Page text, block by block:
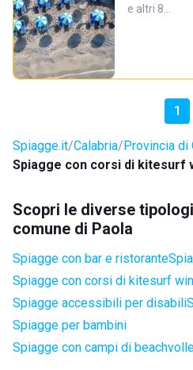
e altri 8…
1
Spiagge.it Calabria Provincia di
Spiagge con corsi di kitesurf
Scopri le diverse
comune di Paola
Spiagge con bar e ristorante
Spiagge con corsi di kitesurf
Spiagge accessibili per disabili
Spiagge per bambini
Spiagge con campi di